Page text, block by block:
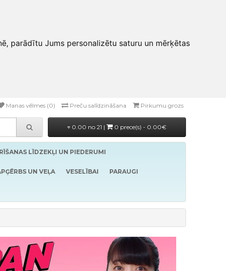
parādītu Jums personalizētu saturu un mērķētas
Manas vēlmes (0) Preču salīdzināšana Pirkumu grozs
0.00 no 21 | 0 prece(s) - 0.00€
LĪDZEKĻI UN PIEDERUMI
UN VEĻA VESELĪBAI PARAUGI